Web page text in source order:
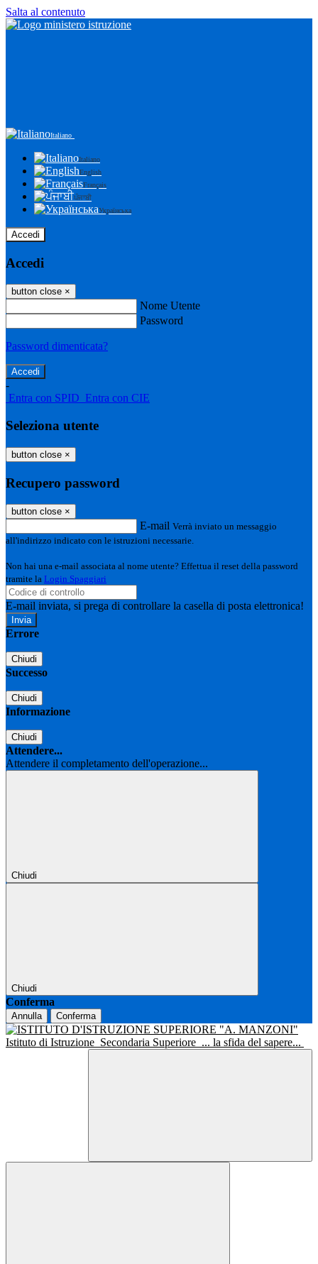
Salta al contenuto
Italiano
Italiano
English
Français
ਪੰਜਾਬੀ
Українська
Accedi
Accedi
button close ×
Nome Utente
Password
Password dimenticata?
-
Entra con SPID Entra con CIE
Seleziona utente
button close ×
Recupero password
button close ×
E-mail Verrà inviato un messaggio
all'indirizzo indicato con le istruzioni necessarie.
Non hai una e-mail associata al nome utente? Effettua il reset della password
tramite la Login Spaggiari
E-mail inviata, si prega di controllare la casella di posta elettronica!
Errore
Chiudi
Successo
Chiudi
Informazione
Chiudi
Attendere...
Attendere il completamento dell'operazione...
Chiudi
Chiudi
Conferma
Annulla Conferma
Istituto di Istruzione Secondaria Superiore ... la sfida del sapere...